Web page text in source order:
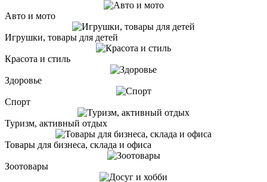
Авто и мото
Игрушки, товары для детей
Красота и стиль
Здоровье
Спорт
Туризм, активный отдых
Товары для бизнеса, склада и офиса
Зоотовары